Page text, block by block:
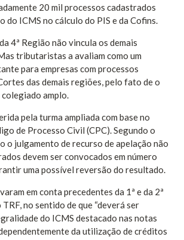
20 mil processos cadastrados
do ICMS no cálculo do PIS e da Cofins.
4ª Região não vincula os demais
tributaristas a avaliam como um
para empresas com processos
das demais regiões, pelo fato de o
amplo.
pela turma ampliada com base no
de Processo Civil (CPC). Segundo o
o julgamento de recurso de apelação não
devem ser convocados em número
uma possível reversão do resultado.
em conta precedentes da 1ª e da 2ª
no sentido de que “deverá ser
do ICMS destacado nas notas
da utilização de créditos